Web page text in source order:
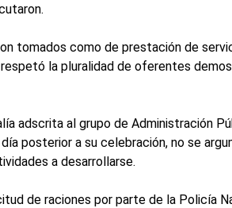
tomados como de prestación de
la pluralidad de oferentes
adscrita al grupo de Administración
posterior a su celebración, no se
a desarrollarse.
de raciones por parte de la Policía